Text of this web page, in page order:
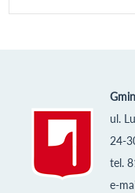
ul.
24-
tel.
e-